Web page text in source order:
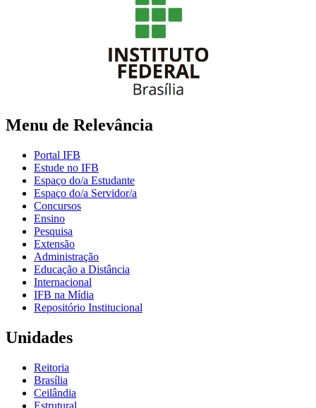
Menu de Relevância
Portal IFB
Estude no IFB
Espaço do/a Estudante
Espaço do/a Servidor/a
Concursos
Ensino
Pesquisa
Extensão
Administração
Educação a Distância
Internacional
IFB na Mídia
Repositório Institucional
Unidades
Reitoria
Brasília
Ceilândia
Estrutural